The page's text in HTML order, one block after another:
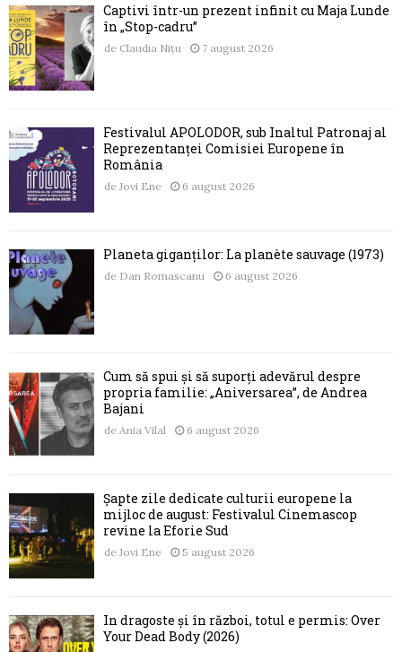
Captivi într-un prezent infinit cu Maja Lunde
în „Stop-cadru”
de Claudia Nițu 7 august 2026
Festivalul APOLODOR, sub Înaltul Patronaj al
Reprezentanței Comisiei Europene în
România
de Jovi Ene 6 august 2026
Planeta giganților: La planète sauvage (1973)
de Dan Romascanu 6 august 2026
Cum să spui și să suporți adevărul despre
propria familie: „Aniversarea”, de Andrea
Bajani
de Ania Vilal 6 august 2026
Șapte zile dedicate culturii europene la
mijloc de august: Festivalul Cinemascop
revine la Eforie Sud
de Jovi Ene 5 august 2026
În dragoste și în război, totul e permis: Over
Your Dead Body (2026)